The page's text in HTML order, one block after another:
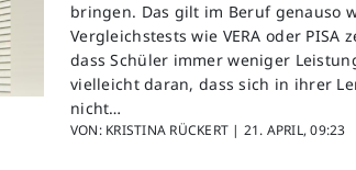
bringen. Das gilt im Beruf genauso
Vergleichstests wie VERA oder PISA
dass Schüler immer weniger
vielleicht daran, dass sich in ihrer
nicht…
VON: KRISTINA RÜCKERT | 21. APRIL, 09:23